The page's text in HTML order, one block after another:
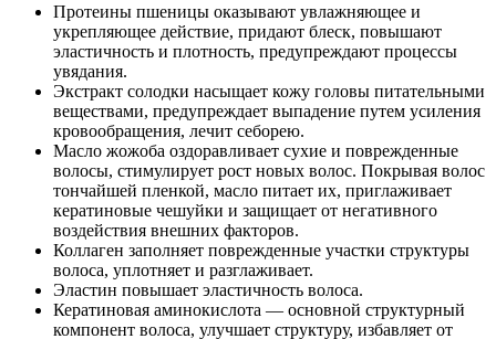
500
Протеины пшеницы оказывают увлажняющее и
укрепляющее действие, придают блеск, повышают
эластичность и плотность, предупреждают процессы
увядания.
Экстракт солодки насыщает кожу головы питательными
веществами, предупреждает выпадение путем усиления
кровообращения, лечит себорею.
Масло жожоба оздоравливает сухие и поврежденные
волосы, стимулирует рост новых волос. Покрывая волос
тончайшей пленкой, масло питает их, приглаживает
кератиновые чешуйки и защищает от негативного
воздействия внешних факторов.
Коллаген заполняет поврежденные участки структуры
волоса, уплотняет и разглаживает.
Эластин повышает эластичность волоса.
Кератиновая аминокислота — основной структурный
компонент волоса, улучшает структуру, избавляет от